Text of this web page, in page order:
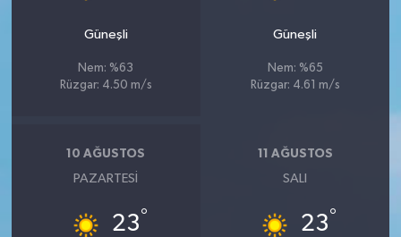
Güneşli
Nem: %63
Rüzgar: 4.50 m/s
Güneşli
Nem: %65
Rüzgar: 4.61 m/s
10 AĞUSTOS
PAZARTESI
23°
11 AĞUSTOS
SALI
23°